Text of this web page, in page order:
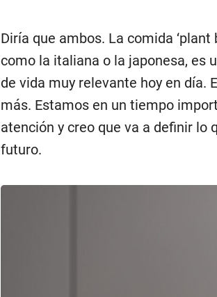
Diría que ambos. La comida
como la italiana o la japonesa, es
de vida muy relevante hoy en día.
más. Estamos en un tiempo
atención y creo que va a definir lo
futuro.